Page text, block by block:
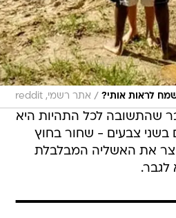
לראות אותי? / אתר רשמי, reddit
שהתשובה לכל התהיות היא
בשני צבעים - שחור בחוץ
את האשליה המבלבלת
לגבר.